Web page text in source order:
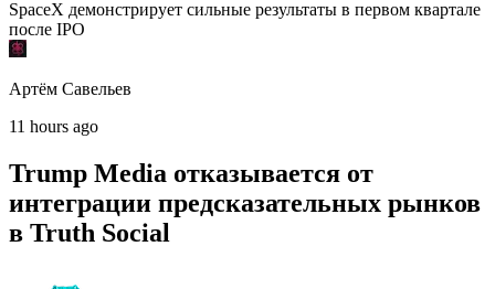
SpaceX демонстрирует сильные результаты в первом квартале
после IPO
Артём Савельев
11 hours ago
Trump Media отказывается от
интеграции предсказательных рынков
в Truth Social